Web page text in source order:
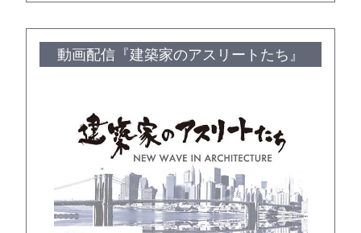
動画配信『建築家のアスリートたち』